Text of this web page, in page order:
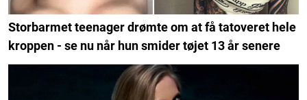
Storbarmet teenager drømte om at få tatoveret hele
kroppen - se nu når hun smider tøjet 13 år senere